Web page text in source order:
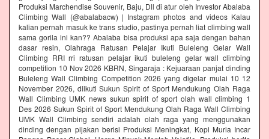
Produksi Marchendise Souvenir, Baju, Dll di atur oleh Investor Abalaba
Climbing Wall (@abalabacw) | Instagram photos and videos Kalau
kalian pernah masuk ke trans studio, pastinya pernah liat climbing wall
sama gorila ini kan?? Abalaba bisa produksi apa saja dengan bahan
dasar resin, Olahraga Ratusan Pelajar Ikuti Buleleng Gelar Wall
Climbing RRI rri ratusan pelajar ikuti buleleng gelar wall climbing
competition 10 Nov 2026 KBRN, Singaraja : Kejuaraan panjat dinding
Buleleng Wall Climbing Competition 2026 yang digelar mulai 10 12
November 2026, diikuti Sukun Spirit of Sport Mendukung Olah Raga
Wall Climbing UMK news sukun spirit of sport olah wall climbing 1
Des 2026 Sukun Spirit of Sport Mendukung Olah Raga Wall Climbing
UMK Wall Climbing sendiri adalah olah raga yang menggunakan
dinding dengan pijakan berisi Produksi Meningkat, Kopi Muria Incar